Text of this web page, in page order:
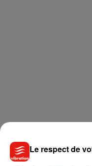
Le respect de